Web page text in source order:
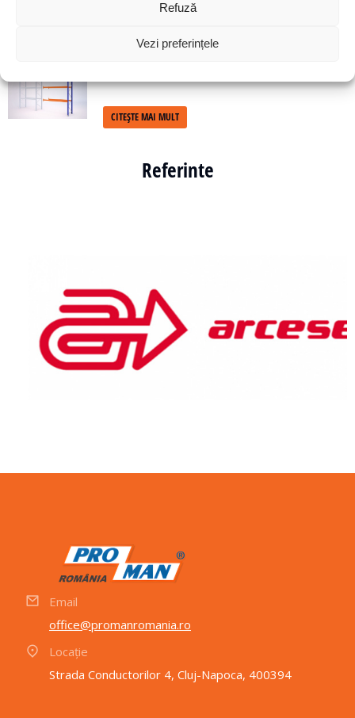
Refuză
Vezi preferințele
CITEȘTE MAI MULT
Referinte
Email
office@promanromania.ro
Locație
Strada Conductorilor 4, Cluj-Napoca, 400394